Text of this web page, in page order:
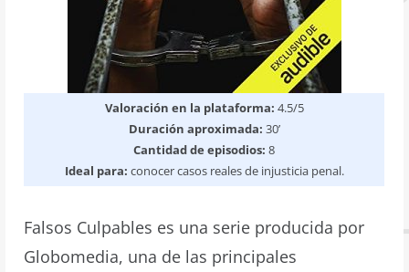
Valoración en la plataforma: 4.5/5
Duración aproximada: 30’
Cantidad de episodios:8
Ideal para: conocer casos reales de injusticia penal.
Falsos Culpables es una serie producida por
Globomedia, una de las principales